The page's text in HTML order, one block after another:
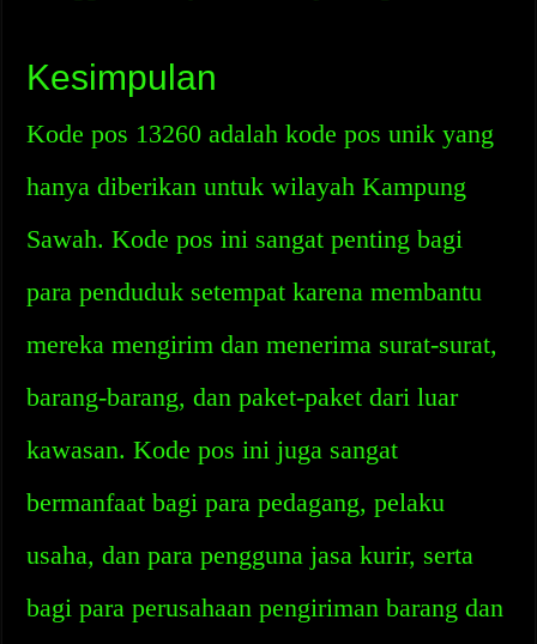
Kesimpulan
Kode pos 13260 adalah kode pos unik yang
hanya diberikan untuk wilayah Kampung
Sawah. Kode pos ini sangat penting bagi
para penduduk setempat karena membantu
mereka mengirim dan menerima surat-surat,
barang-barang, dan paket-paket dari luar
kawasan. Kode pos ini juga sangat
bermanfaat bagi para pedagang, pelaku
usaha, dan para pengguna jasa kurir, serta
bagi para perusahaan pengiriman barang dan